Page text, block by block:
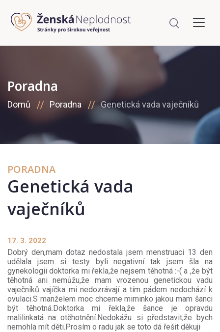
Poradna
Domů Poradna Genetická vada vaječníků
PORADNA
Genetická vada
vaječníků
17. 3. 2022
Dobrý den,mam dotaz nedostala jsem menstruaci 13 den
udělala jsem si testy byli negativní tak jsem šla na
gynekologii doktorka mi řekla,že nejsem těhotná :-( a ,že být
těhotná ani nemůžu,že mam vrozenou genetickou vadu
vaječníků vajíčka mi nedozrávají a tím pádem nedochází k
ovulaci.S manželem moc chceme miminko jakou mam šanci
být těhotná.Doktorka mi řekla,že šance je opravdu
malilinkatá na otěhotnění.Nedokážu si představit,že bych
nemohla mít děti.Prosím o radu jak se toto dá řešit děkuji